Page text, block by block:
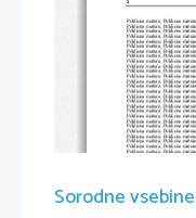
Poklicna  matura,  Poklicna
Poklicna  matura,  Poklicna
Poklicna  matura,  Poklicna
Poklicna  matura,  Poklicna
Poklicna  matura,  Poklicna
Poklicna  matura,  Poklicna
Poklicna  matura,  Poklicna
Poklicna  matura,  Poklicna
Poklicna  matura,  Poklicna
Poklicna  matura,  Poklicna
Poklicna  matura,  Poklicna
Poklicna  matura,  Poklicna
Poklicna  matura,  Poklicna
Poklicna  matura,  Poklicna
Poklicna  matura,  Poklicna
Poklicna  matura,  Poklicna
Poklicna  matura,  Poklicna
Poklicna  matura,  Poklicna
Poklicna  matura,  Poklicna
Poklicna  matura,  Poklicna
Poklicna  matura,  Poklicna
Poklicna  matura,  Poklicna
Poklicna  matura,  Poklicna
Poklicna  matura,  Poklicna
Poklicna  matura,  Poklicna
Poklicna  matura,  Poklicna
Poklicna  matura,  Poklicna
Poklicna  matura,  Poklicna
Poklicna  matura,  Poklicna
Poklicna  matura,  Poklicna
Sorodne vsebine